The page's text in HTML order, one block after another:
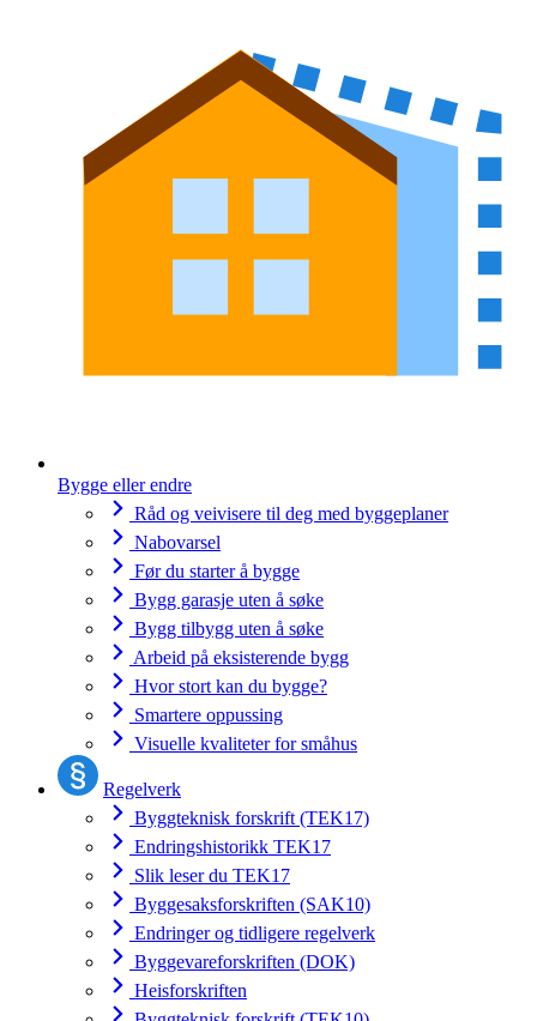
Bygge eller endre
Råd og veivisere til deg med byggeplaner
Nabovarsel
Før du starter å bygge
Bygg garasje uten å søke
Bygg tilbygg uten å søke
Arbeid på eksisterende bygg
Hvor stort kan du bygge?
Smartere oppussing
Visuelle kvaliteter for småhus
Regelverk
Byggteknisk forskrift (TEK17)
Endringshistorikk TEK17
Slik leser du TEK17
Byggesaksforskriften (SAK10)
Endringer og tidligere regelverk
Byggevareforskriften (DOK)
Heisforskriften